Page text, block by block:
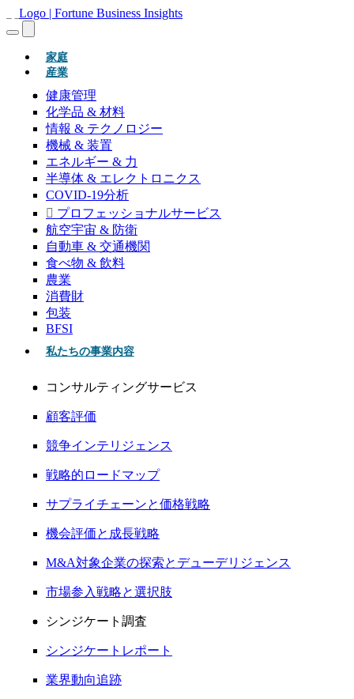
家庭(現在)
産業
健康管理
化学品 & 材料
情報 & テクノロジー
機械 & 装置
エネルギー & 力
半導体 & エレクトロニクス
COVID-19分析
プロフェッショナルサービス
航空宇宙 & 防衛
自動車 & 交通機関
食べ物 & 飲料
農業
消費財
包装
BFSI
私たちの事業内容
コンサルティングサービス
顧客評価
競争インテリジェンス
戦略的ロードマップ
サプライチェーンと価格戦略
機会評価と成長戦略
M&A対象企業の探索とデューデリジェンス
市場参入戦略と選択肢
シンジケート調査
シンジケートレポート
業界動向追跡